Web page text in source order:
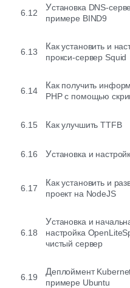
6.12
Установка DNS-сервера на
примере BIND9
6.13
Как установить и настроить
прокси-сервер Squid
6.14
Как получить информацию про
PHP с помощью
6.15 Как улучшить TTFB
6.16 Установка и
6.17
Как установить и развернуть
проект на NodeJS
6.18
Установка и начальная
настройка
чистый сервер
6.19
Деплоймент Kubernetes на
примере Ubuntu